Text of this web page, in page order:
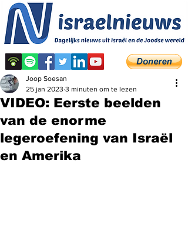
VIDEO: Eerste beelden
van de enorme
legeroefening van Israël
en Amerika
Joop Soesan
25 jan 2023 3 minuten om te lezen